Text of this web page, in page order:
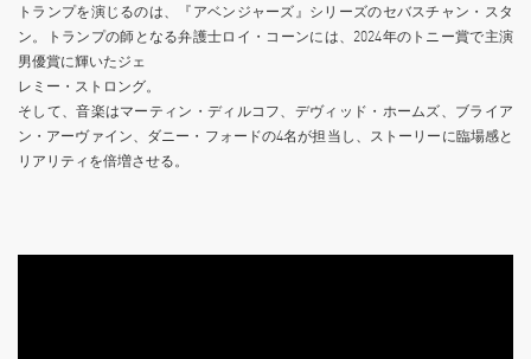
トランプを演じるのは、『アベンジャーズ』シリーズのセバスチャン・スタ
ン。トランプの師となる弁護⼠ロイ・コーンには、2024年のトニー賞で主演
男優賞に輝いたジェ
レミー・ストロング。
そして、⾳楽はマーティン・ディルコフ、デヴィッド・ホームズ、ブライア
ン・アーヴァイン、ダニー・フォードの4名が担当し、ストーリーに臨場感と
リアリティを倍増させる。